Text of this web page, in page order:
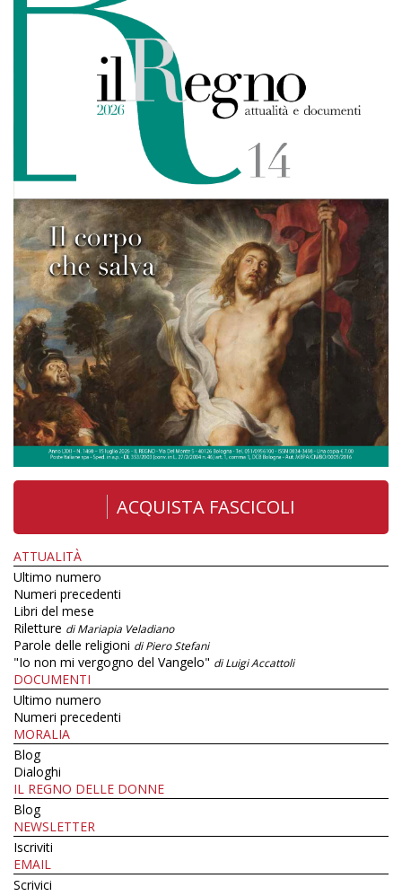
ACQUISTA FASCICOLI
ATTUALITÀ
Ultimo numero
Numeri precedenti
Libri del mese
Riletture di Mariapia Veladiano
Parole delle religioni di Piero Stefani
"Io non mi vergogno del Vangelo" di Luigi Accattoli
DOCUMENTI
Ultimo numero
Numeri precedenti
MORALIA
Blog
Dialoghi
IL REGNO DELLE DONNE
Blog
NEWSLETTER
Iscriviti
EMAIL
Scrivici